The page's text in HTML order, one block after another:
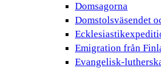
Domsagorna
Domstolsväsendet
Emigration från
Evangelisk-